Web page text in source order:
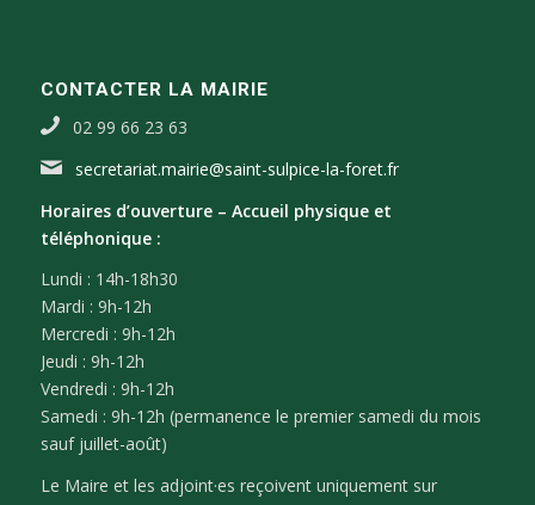
CONTACTER LA MAIRIE
02 99 66 23 63
secretariat.mairie@saint-sulpice-la-foret.fr
Horaires d’ouverture – Accueil physique et
téléphonique :
Lundi : 14h-18h30
Mardi : 9h-12h
Mercredi : 9h-12h
Jeudi : 9h-12h
Vendredi : 9h-12h
Samedi : 9h-12h (permanence le premier samedi du mois
sauf juillet-août)
Le Maire et les adjoint·es reçoivent uniquement sur